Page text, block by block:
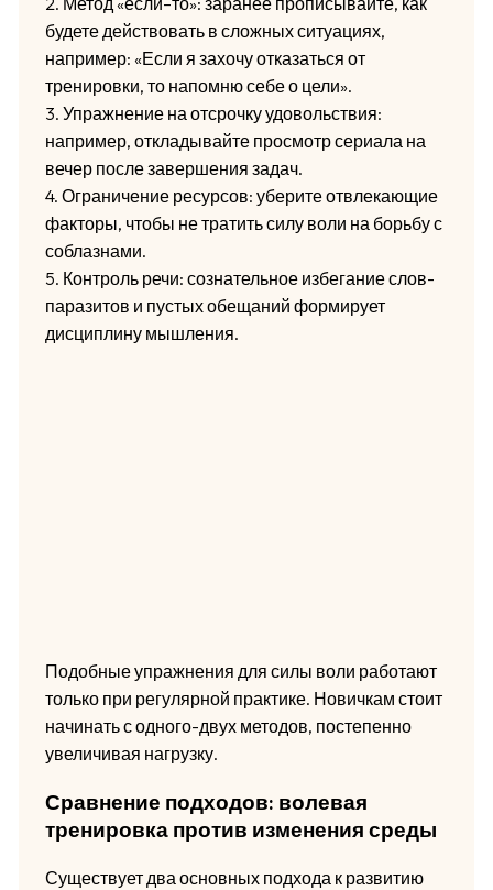
будете действовать в сложных ситуациях,
например: «Если я захочу отказаться от
тренировки, то напомню себе о цели».
3. Упражнение на отсрочку удовольствия:
например, откладывайте просмотр сериала на
вечер после завершения задач.
4. Ограничение ресурсов: уберите отвлекающие
факторы, чтобы не тратить силу воли на борьбу с
соблазнами.
5. Контроль речи: сознательное избегание слов-
паразитов и пустых обещаний формирует
дисциплину мышления.
Подобные упражнения для силы воли работают
только при регулярной практике. Новичкам стоит
начинать с одного-двух методов, постепенно
увеличивая нагрузку.
Сравнение подходов: волевая
тренировка против изменения среды
Существует два основных подхода к развитию